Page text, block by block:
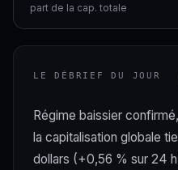
part de la cap. totale
LE DÉBRIEF DU JOUR
Régime baissier
la capitalisation globale
dollars (+0,56 % sur 24